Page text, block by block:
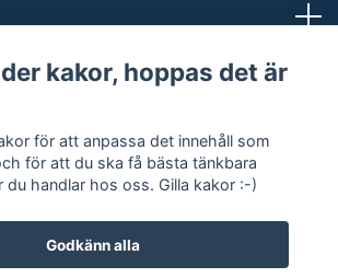
kakor, hoppas det är
för att anpassa det innehåll som
för att du ska få bästa tänkbara
du handlar hos oss. Gilla kakor :-)
Godkänn alla